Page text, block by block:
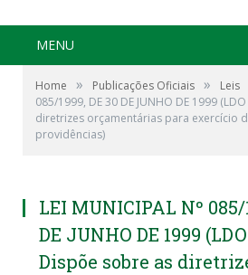
MENU
Home » Publicações Oficiais » Leis
085/1999, DE 30 DE JUNHO DE 1999
diretrizes orçamentárias para exercício
providências)
LEI MUNICIPAL Nº 085/
DE JUNHO DE 1999
Dispõe sobre as